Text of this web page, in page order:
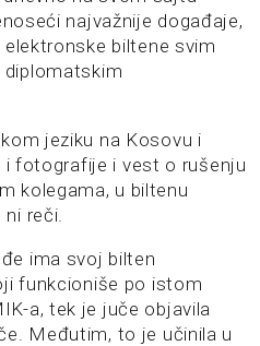
najvažnije događaje,
biltene svim
diplomatskim
jeziku na Kosovu i
i fotografije i vest o rušenju
kolegama, u biltenu
reči.
ima svoj bilten
funkcioniše po istom
a, tek je juče objavila
Međutim, to je učinila u